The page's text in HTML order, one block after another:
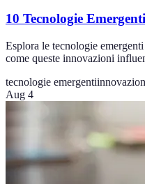
10 Tecnologie
Esplora le tecnologie
come queste innovazioni
tecnologie emergenti
Aug 4